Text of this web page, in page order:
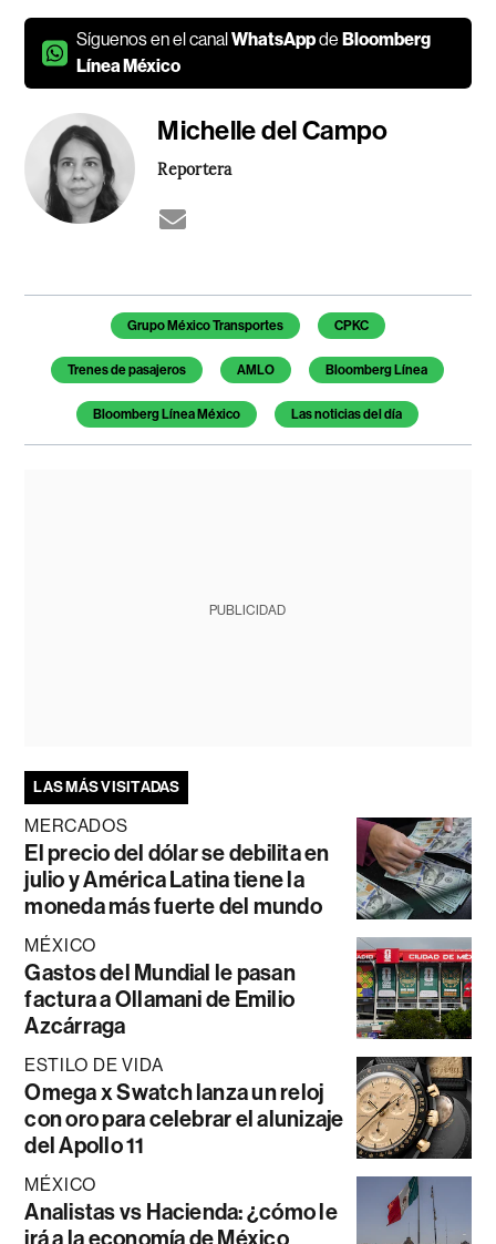
Síguenos en el canalWhatsAppdeBloomberg
Línea México
Michelle del Campo
Reportera
Temas de este artículo
Grupo México Transportes CPKC
Trenes de pasajeros AMLO Bloomberg Línea
Bloomberg Línea México Las noticias del día
PUBLICIDAD
LAS MÁS VISITADAS
MERCADOS
El precio del dólar se debilita en
julio y América Latina tiene la
moneda más fuerte del mundo
MÉXICO
Gastos del Mundial le pasan
factura a Ollamani de Emilio
Azcárraga
ESTILO DE VIDA
Omega x Swatch lanza un reloj
con oro para celebrar el alunizaje
del Apollo 11
MÉXICO
Analistas vs Hacienda: ¿cómo le
irá a la economía de México